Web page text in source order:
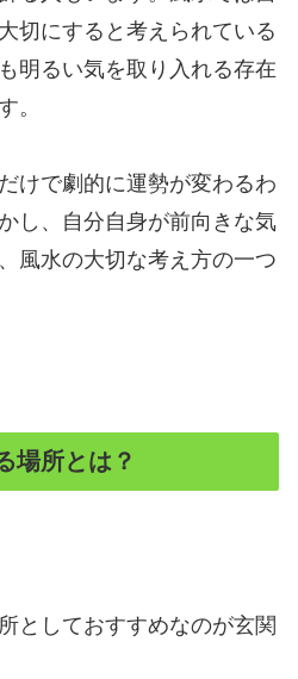
切にすると考えられている
明るい気を取り入れる存在
。
けで劇的に運勢が変わるわ
し、自分自身が前向きな気
風水の大切な考え方の一つ
場所とは？
としておすすめなのが玄関